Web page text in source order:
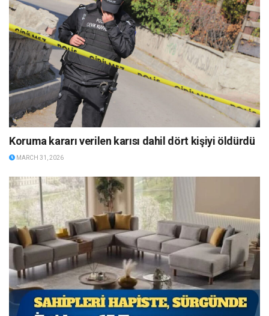
Koruma kararı verilen karısı dahil dört kişiyi öldürdü
MARCH 31, 2026